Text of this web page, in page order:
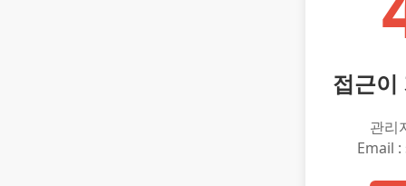
접근이
관리
Email